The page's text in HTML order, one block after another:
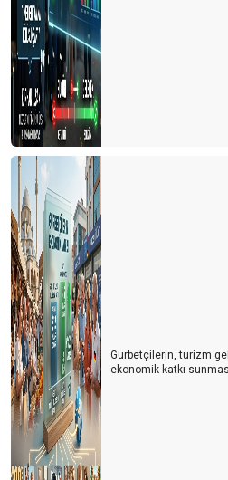
Gurbetçilerin, turizm
ekonomik katkı